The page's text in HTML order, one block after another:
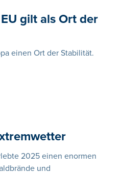
gilt als Ort der
einen Ort der Stabilität.
2025 einen enormen
und